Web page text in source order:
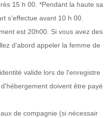
15 h 00. *Pendant la haute sa
s'effectue avant 10 h 00.
est 20h00. Si vous avez des
d'abord appeler la femme de
valide lors de l'enregistre
doivent être payé
de compagnie (si nécessair